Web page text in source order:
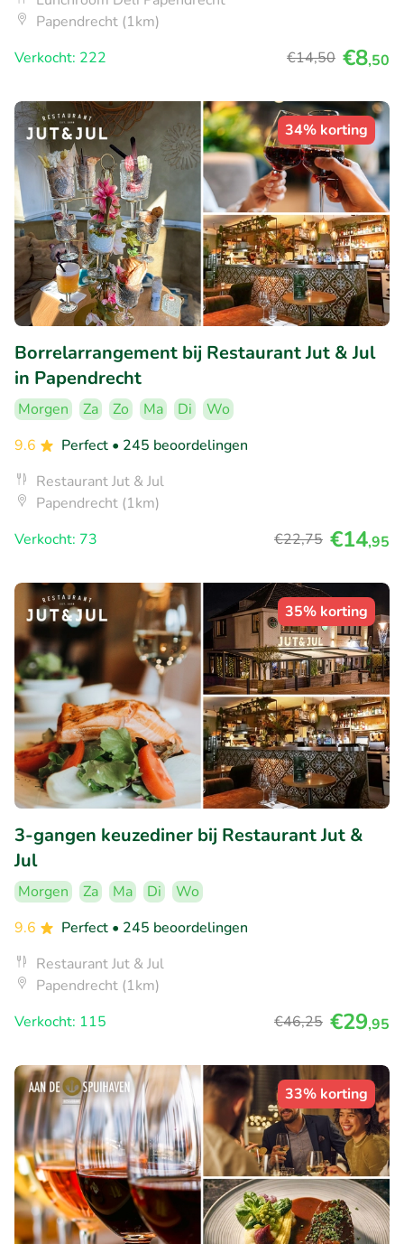
Papendrecht (1km)
Verkocht: 222
€14,50 €8,50
34% korting
Borrelarrangement bij Restaurant Jut & Jul
in Papendrecht
Morgen Za Zo Ma Di
Wo
9.6
Perfect • 245 beoordelingen
Restaurant Jut & Jul
Papendrecht (1km)
Verkocht: 73
€22,75 €14,95
35% korting
3-gangen keuzediner bij Restaurant Jut &
Jul
Morgen Za Ma Di
Wo
9.6
Perfect • 245 beoordelingen
Restaurant Jut & Jul
Papendrecht (1km)
Verkocht: 115
€46,25 €29,95
33% korting